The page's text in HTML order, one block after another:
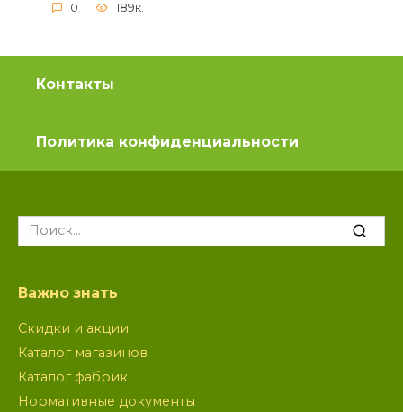
0 189к.
Контакты
Политика конфиденциальности
Search
for:
Важно знать
Скидки и акции
Каталог магазинов
Каталог фабрик
Нормативные документы